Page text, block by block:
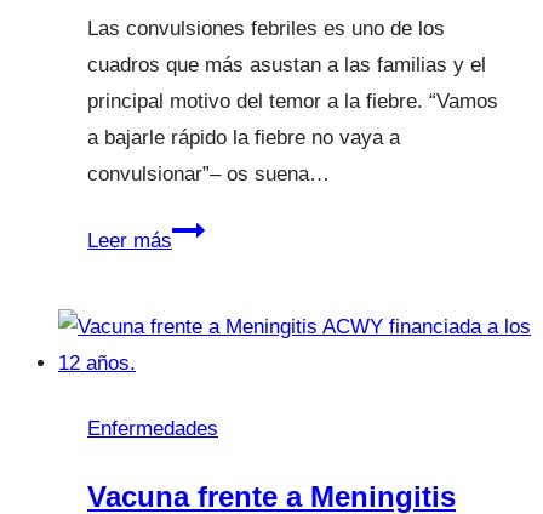
Las convulsiones febriles es uno de los
cuadros que más asustan a las familias y el
principal motivo del temor a la fiebre. “Vamos
a bajarle rápido la fiebre no vaya a
convulsionar”– os suena…
Leer másConvulsiones
hacer?
Enfermedades
Vacuna frente a Meningitis